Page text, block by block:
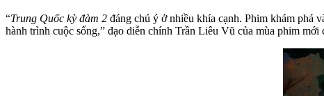
“Trung Quốc kỳ đàm 2 đáng chú ý ở nhiều khía cạnh. Phim khám phá
hành trình cuộc sống,” đạo diễn chính Trần Liêu Vũ của mùa phim